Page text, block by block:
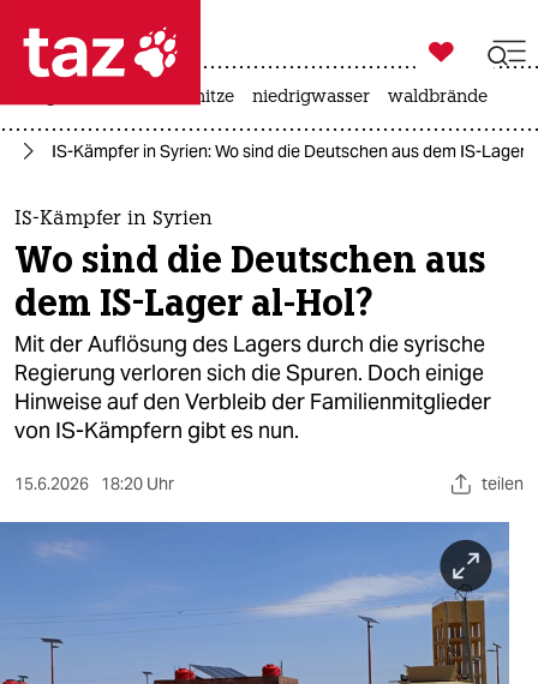
 taz zahl ich
taz zahl ich
themen
politik
öko
gesellschaft
kultur
sport
berlin
wahrheit

taz zahl ich
hitze niedrigwasser waldbrände
IS-Kämpfer in Syrien: Wo sind die Deutschen aus dem IS-Lager
IS-Kämpfer in Syrien
Wo sind die Deutschen aus
dem IS-Lager al-Hol?
Mit der Auflösung des Lagers durch die syrische
Regierung verloren sich die Spuren. Doch einige
Hinweise auf den Verbleib der Familienmitglieder
von IS-Kämpfern gibt es nun.
15.6.2026 18:20 Uhr teilen